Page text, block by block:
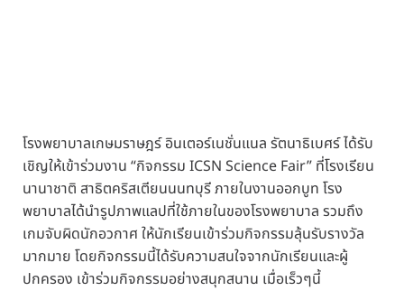
โรงพยาบาลเกษมราษฎร์ อินเตอร์เนชั่นแนล รัตนาธิเบศร์ ได้รับ
เชิญให้เข้าร่วมงาน “กิจกรรม ICSN Science Fair” ที่โรงเรียน
นานาชาติ สาธิตคริสเตียนนนทบุรี ภายในงานออกบูท โรง
พยาบาลได้นำรูปภาพแลปที่ใช้ภายในของโรงพยาบาล รวมถึง
เกมจับผิดนักอวกาศ ให้นักเรียนเข้าร่วมกิจกรรมลุ้นรับรางวัล
มากมาย โดยกิจกรรมนี้ได้รับความสนใจจากนักเรียนและผู้
ปกครอง เข้าร่วมกิจกรรมอย่างสนุกสนาน เมื่อเร็วๆนี้